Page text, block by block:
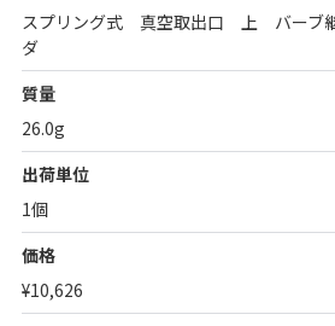
スプリング式 真空取出口 上 バーブ
ダ
質量
26.0g
出荷単位
1個
価格
¥10,626